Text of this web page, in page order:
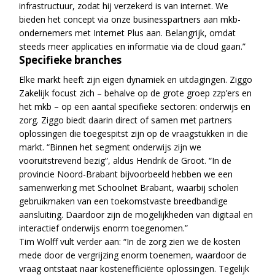
infrastructuur, zodat hij verzekerd is van internet. We
bieden het concept via onze businesspartners aan mkb-
ondernemers met Internet Plus aan. Belangrijk, omdat
steeds meer applicaties en informatie via de cloud gaan.”
Specifieke branches
Elke markt heeft zijn eigen dynamiek en uitdagingen. Ziggo
Zakelijk focust zich – behalve op de grote groep zzp’ers en
het mkb – op een aantal specifieke sectoren: onderwijs en
zorg. Ziggo biedt daarin direct of samen met partners
oplossingen die toegespitst zijn op de vraagstukken in die
markt. “Binnen het segment onderwijs zijn we
vooruitstrevend bezig”, aldus Hendrik de Groot. “In de
provincie Noord-Brabant bijvoorbeeld hebben we een
samenwerking met Schoolnet Brabant, waarbij scholen
gebruikmaken van een toekomstvaste breedbandige
aansluiting. Daardoor zijn de mogelijkheden van digitaal en
interactief onderwijs enorm toegenomen.”
Tim Wolff vult verder aan: “In de zorg zien we de kosten
mede door de vergrijzing enorm toenemen, waardoor de
vraag ontstaat naar kostenefficiënte oplossingen. Tegelijk